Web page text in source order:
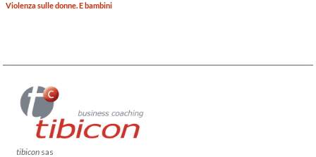
Violenza sulle donne. E bambini
tibicon sas